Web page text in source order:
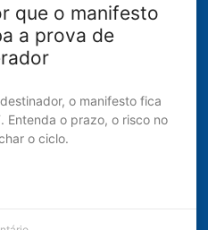
que o manifesto
a prova de
o manifesto fica
Entenda o prazo, o risco no
o ciclo.